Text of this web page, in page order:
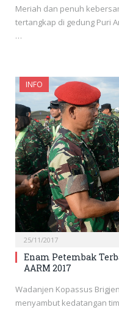
Meriah dan penuh
tertangkap di gedung Puri
…
INFO
25/11/2017
Enam Petembak
AARM 2017
Wadanjen Kopassus
menyambut kedatangan